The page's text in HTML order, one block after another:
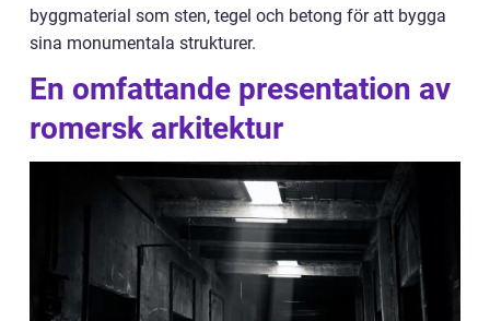
byggmaterial som sten, tegel och betong för att bygga
sina monumentala strukturer.
En omfattande presentation av
romersk arkitektur